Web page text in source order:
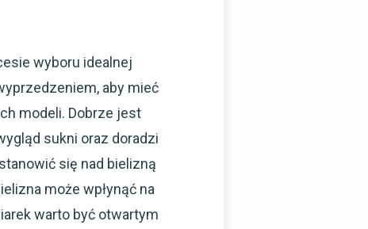
wyboru idealnej
aby mieć
modeli. Dobrze jest
sukni oraz doradzi
się nad bielizną
może wpłynąć na
warto być otwartym